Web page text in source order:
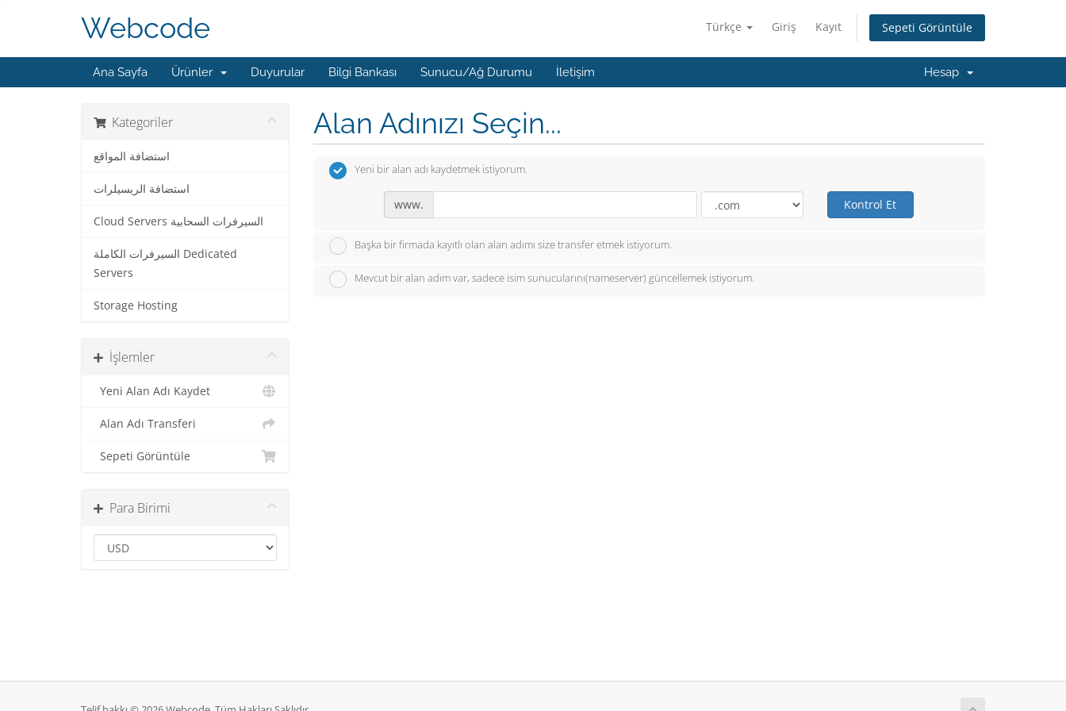
Türkçe Giriş Kayıt Sepeti Görüntüle
Webcode
Ana Sayfa Ürünler Duyurular Bilgi Bankası Sunucu/Ağ Durumu İletişim Hesap
Kategoriler
استضافة المواقع
استضافة الريسيلرات
Cloud Servers السيرفرات السحابية
السيرفرات الكاملة Dedicated
Servers
Storage Hosting
İşlemler
Yeni Alan Adı Kaydet
Alan Adı Transferi
Sepeti Görüntüle
Para Birimi
Alan Adınızı Seçin...
Yeni bir alan adı kaydetmek istiyorum.
www. Kontrol Et
Başka bir firmada kayıtlı olan alan adımı size transfer etmek istiyorum.
Mevcut bir alan adım var, sadece isim sunucularını(nameserver) güncellemek istiyorum.